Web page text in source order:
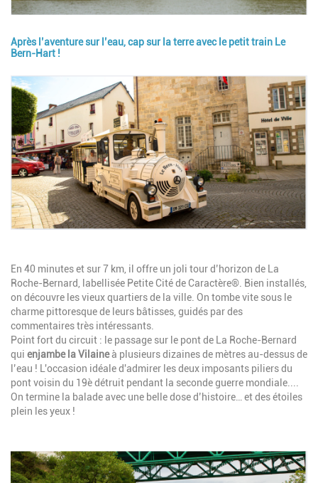
Après l’aventure sur l’eau, cap sur la terre avec le petit train Le
Bern-Hart !
Image
Description
En 40 minutes et sur 7 km, il offre un joli tour d’horizon de La
Roche-Bernard, labellisée Petite Cité de Caractère®. Bien installés,
on découvre les vieux quartiers de la ville. On tombe vite sous le
charme pittoresque de leurs bâtisses, guidés par des
commentaires très intéressants.
Point fort du circuit : le passage sur le pont de La Roche-Bernard
qui enjambe la Vilaineà plusieurs dizaines de mètres au-dessus de
l’eau ! L'occasion idéale d'admirer les deux imposants piliers du
pont voisin du 19è détruit pendant la seconde guerre mondiale....
On termine la balade avec une belle dose d’histoire… et des étoiles
plein les yeux !
Image